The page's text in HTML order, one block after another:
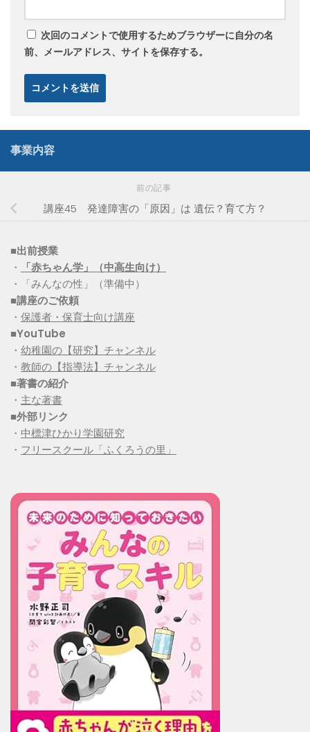
次回のコメントで使用するためブラウザーに自分の名
前、メールアドレス、サイトを保存する。
事業内容
前の記事
講座45 発達障害の「原因」は 遺伝？育て方？
■出前授業
・
「赤ちゃん学」（中高生向け）
・「みんなの性」（準備中）
■講座のご依頼
・ 保護者・保育士向け講座
■YouTube
・ 幼稚園の【研究】チャンネル
・ 教師の【指導法】チャンネル
■著書の紹介
・ 主な著書
■外部リンク
・ 中標津ひかり学園研究
・ フリースクール「ふくろうの里」